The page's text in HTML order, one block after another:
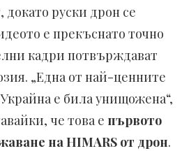
руски дрон се
е прекъснато точно
кадри потвърждават
„Една от най-ценните
е била унищожена“,
че това е първото
на HIMARS от дрон.